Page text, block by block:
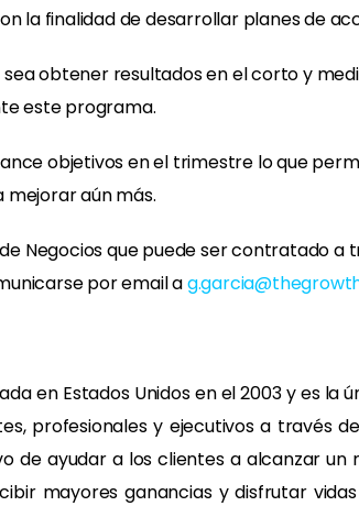
la finalidad de desarrollar planes de
obtener resultados en el corto y
este programa.
objetivos en el trimestre lo que
aún más.
Negocios que puede ser contratado
por email a
en Estados Unidos en el 2003 y es
profesionales y ejecutivos a través
de ayudar a los clientes a alcanzar
mayores ganancias y disfrutar